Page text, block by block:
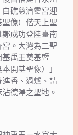
礁慈濟靈宮迎
像）偕天上聖
成功登陸臺南
。大灣為二聖
基禹王奠基暨
開基聖像）」
進香、過爐、請
德澤之聖地。